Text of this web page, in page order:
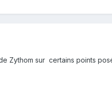
Zythom sur certains points